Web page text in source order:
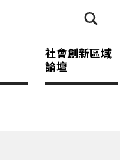
社會創新區域
論壇